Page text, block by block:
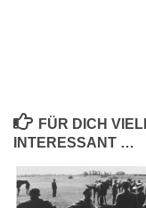
FÜR DICH
INTERESSANT …